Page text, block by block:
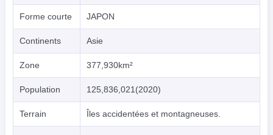
Forme courte JAPON
Continents Asie
Zone 377,930km²
Population 125,836,021(2020)
Terrain Îles accidentées et montagneuses.